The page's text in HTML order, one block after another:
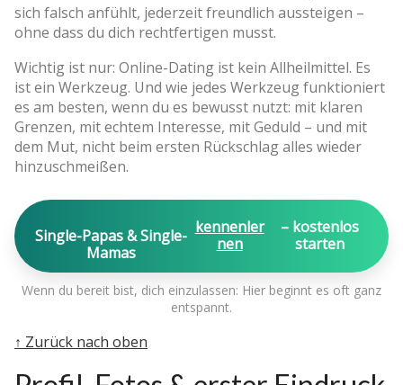
sich falsch anfühlt, jederzeit freundlich aussteigen –
ohne dass du dich rechtfertigen musst.
Wichtig ist nur: Online-Dating ist kein Allheilmittel. Es
ist ein Werkzeug. Und wie jedes Werkzeug funktioniert
es am besten, wenn du es bewusst nutzt: mit klaren
Grenzen, mit echtem Interesse, mit Geduld – und mit
dem Mut, nicht beim ersten Rückschlag alles wieder
hinzuschmeißen.
Single-Papas & Single-
Mamas
kennenler
nen
– kostenlos
starten
Wenn du bereit bist, dich einzulassen: Hier beginnt es oft ganz
entspannt.
↑ Zurück nach oben